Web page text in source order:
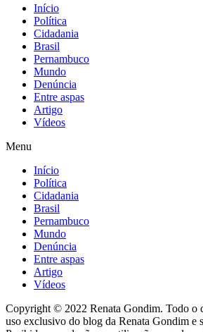
Início
Política
Cidadania
Brasil
Pernambuco
Mundo
Denúncia
Entre aspas
Artigo
Vídeos
Menu
Início
Política
Cidadania
Brasil
Pernambuco
Mundo
Denúncia
Entre aspas
Artigo
Vídeos
Copyright © 2022 Renata Gondim. Todo o
uso exclusivo do blog da Renata Gondim e